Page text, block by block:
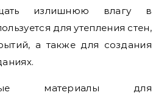
излишнюю влагу в
для утепления стен,
а также для создания
материалы для